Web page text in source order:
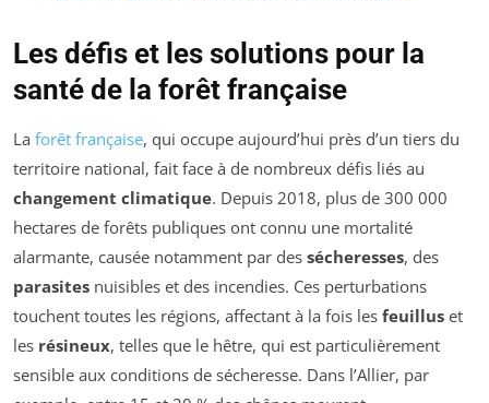
Les défis et les solutions pour la
santé de la forêt française
La forêt française, qui occupe aujourd’hui près d’un tiers du
territoire national, fait face à de nombreux défis liés au
changement climatique. Depuis 2018, plus de 300 000
hectares de forêts publiques ont connu une mortalité
alarmante, causée notamment par des sécheresses, des
parasites nuisibles et des incendies. Ces perturbations
touchent toutes les régions, affectant à la fois les feuillus et
les résineux, telles que le hêtre, qui est particulièrement
sensible aux conditions de sécheresse. Dans l’Allier, par